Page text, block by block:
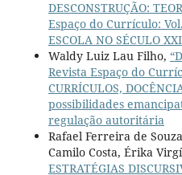
DESCONSTRUÇÃO:
Espaço do Currículo:
ESCOLA NO SÉCULO
Waldy Luiz Lau Filho,
Revista Espaço do
CURRÍCULOS,
possibilidades
regulação autoritária
Rafael Ferreira de
Camilo Costa, Érika
ESTRATÉGIAS